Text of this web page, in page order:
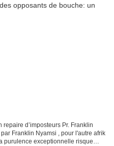
repaire d’imposteurs Pr. Franklin
Franklin Nyamsi , pour l'autre afrik
purulence exceptionnelle risque